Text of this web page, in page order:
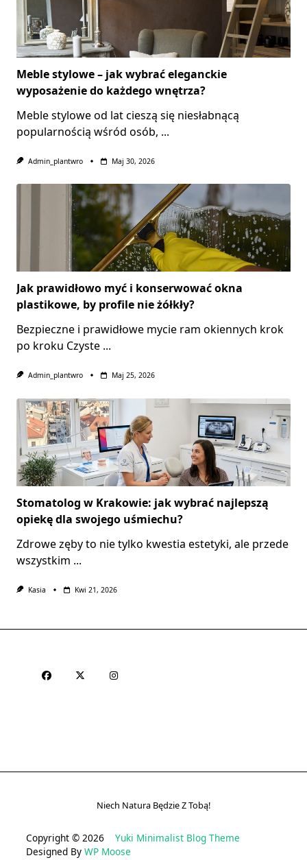
Meble stylowe – jak wybrać eleganckie
wyposażenie do każdego wnętrza?
Meble stylowe od lat cieszą się niesłabnącą
popularnością wśród osób, ...
Admin_plantwro Maj 30, 2026
Jak prawidłowo myć i konserwować okna
plastikowe, by profile nie żółkły?
Bezpieczne i prawidłowe mycie ram okiennych krok
po kroku Czyste ...
Admin_plantwro Maj 25, 2026
Stomatolog w Krakowie: jak wybrać najlepszą
opiekę dla swojego uśmiechu?
Zdrowe zęby to nie tylko kwestia estetyki, ale przede
wszystkim ...
Kasia Kwi 21, 2026
Niech Natura Będzie Z Tobą!
Copyright © 2026 Yuki Minimalist Blog Theme
Designed By WP Moose